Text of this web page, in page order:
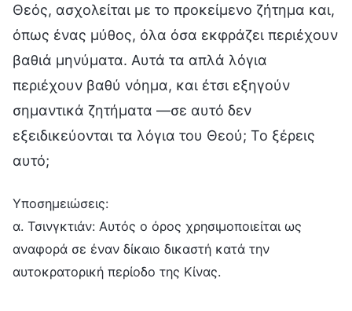
Θεός, ασχολείται με το προκείμενο ζήτημα και,
όπως ένας μύθος, όλα όσα εκφράζει περιέχουν
βαθιά μηνύματα. Αυτά τα απλά λόγια
περιέχουν βαθύ νόημα, και έτσι εξηγούν
σημαντικά ζητήματα —σε αυτό δεν
εξειδικεύονται τα λόγια του Θεού; Το ξέρεις
αυτό;
Υποσημειώσεις:
α. Τσινγκτιάν: Αυτός ο όρος χρησιμοποιείται ως
αναφορά σε έναν δίκαιο δικαστή κατά την
αυτοκρατορική περίοδο της Κίνας.